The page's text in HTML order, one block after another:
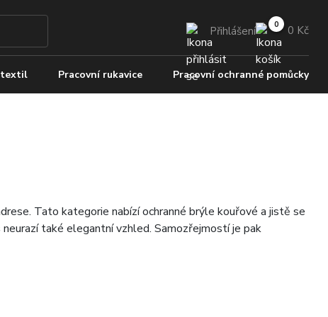
Přihlášení 0 Kč
textil Pracovní rukavice Pracovní ochranné pomůcky
Tato kategorie nabízí ochranné brýle kouřové a jistě se
také elegantní vzhled. Samozřejmostí je pak